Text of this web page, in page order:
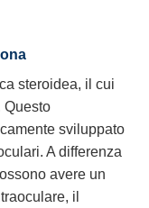
steroidea, il cui
Questo
sviluppato
A differenza
avere un
il